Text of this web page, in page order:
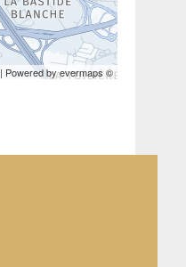
| Powered byevermaps©